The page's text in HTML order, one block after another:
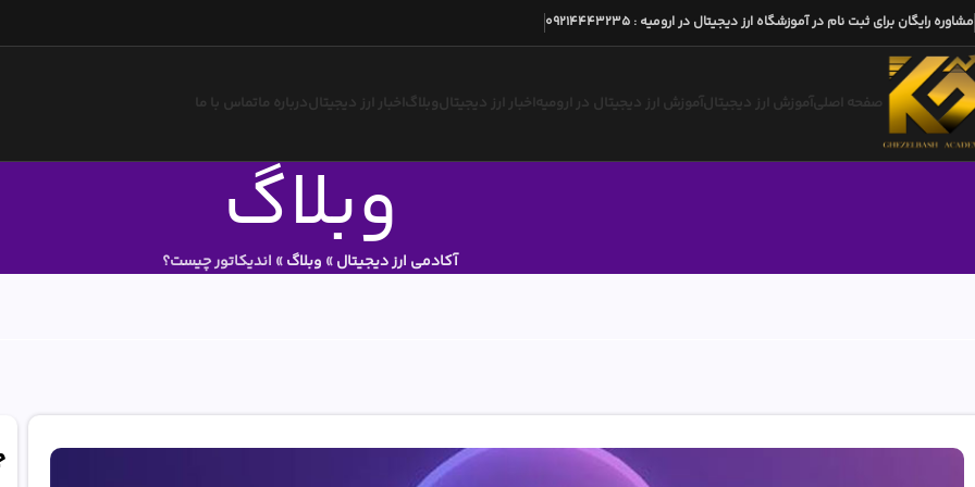
مشاوره رایگان برای ثبت نام در آموزشگاه ارز دیجیتال در ارومیه :
09214443235
صفحه اصلیآموزش ارز دیجیتالآموزش ارز دیجیتال در ارومیه اخبار ارز دیجیتالوبلاگ اخبار ارز دیجیتالدرباره ماتماس با ما
وبلاگآکادمی ارز دیجیتال» وبلاگ» اندیکاتور چیست؟